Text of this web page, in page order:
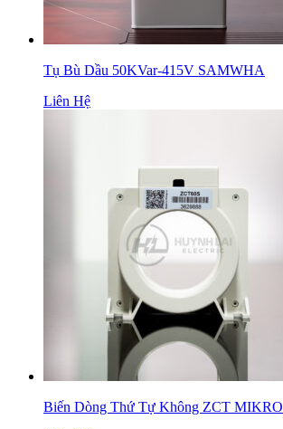
Tụ Bù Dầu 50KVar-415V SAMWHA
Liên Hệ
Biến Dòng Thứ Tự Không ZCT MIKRO